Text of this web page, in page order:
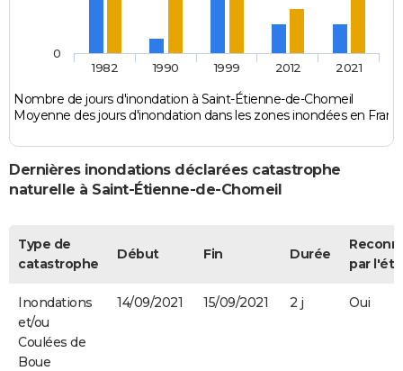
Nombre de jours d'inondation à Saint-Étienne-de-Chomeil
Moyenne des jours d'inondation dans les zones inondées en
1982 1990 1999 2012 2021
0
Dernières inondations déclarées catastrophe
naturelle à Saint-Étienne-de-Chomeil
Type de
catastrophe
Début Fin Durée
par
Inondations
et/ou
Coulées de
Boue
14/09/2021 15/09/2021 2 j Oui